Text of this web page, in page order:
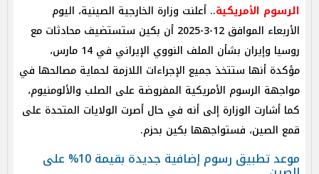
الرسوم الأمريكية.. أعلنت وزارة الخارجية الصينية، اليوم
الأربعاء الموافق 12-3-2025 أن بكين ستستضيف محادثات مع
روسيا وإيران بشأن الملف النووي الإيراني في 14 مارس،
مؤكدة أنها ستتخذ جميع الإجراءات اللازمة لحماية مصالحها في
مواجهة الرسوم الأمريكية المفروضة على الصلب والألومنيوم،
كما أشارت الوزارة إلى أنه في حال أصرت الولايات المتحدة على
قمع الصين، فستواجهها بكين بحزم.
موعد تطبيق رسوم إضافية جديدة بقيمة 10% على